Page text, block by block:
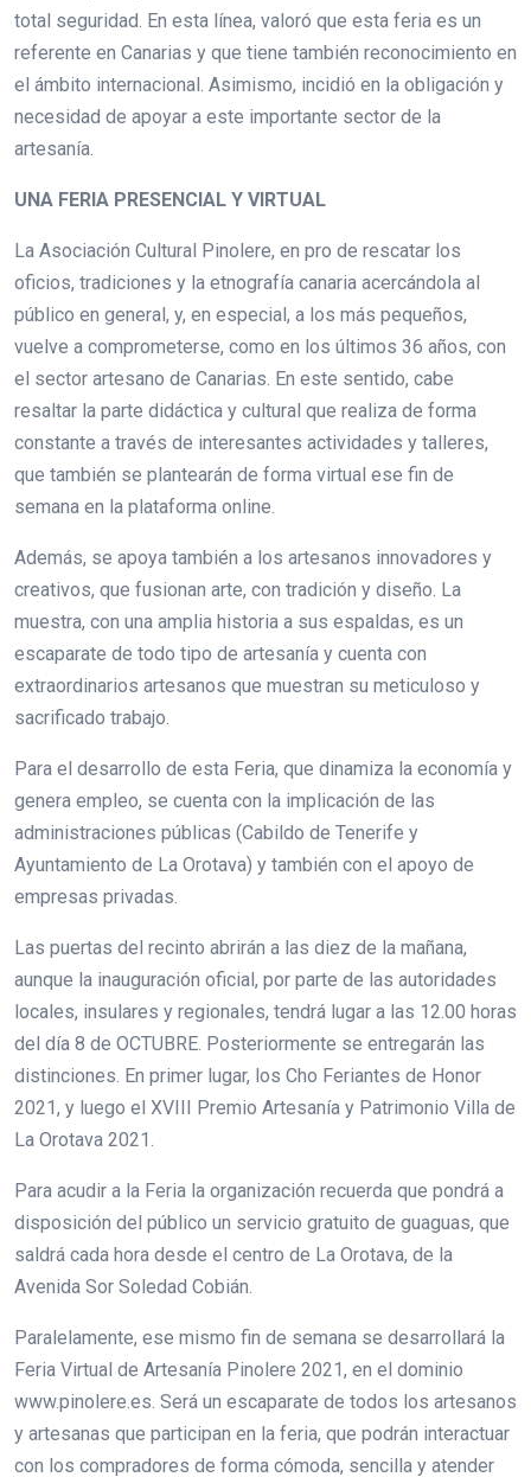
total seguridad. En esta línea, valoró que esta feria es un
referente en Canarias y que tiene también reconocimiento en
el ámbito internacional. Asimismo, incidió en la obligación y
necesidad de apoyar a este importante sector de la
artesanía.
UNA FERIA PRESENCIAL Y VIRTUAL
La Asociación Cultural Pinolere, en pro de rescatar los
oficios, tradiciones y la etnografía canaria acercándola al
público en general, y, en especial, a los más pequeños,
vuelve a comprometerse, como en los últimos 36 años, con
el sector artesano de Canarias. En este sentido, cabe
resaltar la parte didáctica y cultural que realiza de forma
constante a través de interesantes actividades y talleres,
que también se plantearán de forma virtual ese fin de
semana en la plataforma online.
Además, se apoya también a los artesanos innovadores y
creativos, que fusionan arte, con tradición y diseño. La
muestra, con una amplia historia a sus espaldas, es un
escaparate de todo tipo de artesanía y cuenta con
extraordinarios artesanos que muestran su meticuloso y
sacrificado trabajo.
Para el desarrollo de esta Feria, que dinamiza la economía y
genera empleo, se cuenta con la implicación de las
administraciones públicas (Cabildo de Tenerife y
Ayuntamiento de La Orotava) y también con el apoyo de
empresas privadas.
Las puertas del recinto abrirán a las diez de la mañana,
aunque la inauguración oficial, por parte de las autoridades
locales, insulares y regionales, tendrá lugar a las 12.00 horas
del día 8 de OCTUBRE. Posteriormente se entregarán las
distinciones. En primer lugar, los Cho Feriantes de Honor
2021, y luego el XVIII Premio Artesanía y Patrimonio Villa de
La Orotava 2021.
Para acudir a la Feria la organización recuerda que pondrá a
disposición del público un servicio gratuito de guaguas, que
saldrá cada hora desde el centro de La Orotava, de la
Avenida Sor Soledad Cobián.
Paralelamente, ese mismo fin de semana se desarrollará la
Feria Virtual de Artesanía Pinolere 2021, en el dominio
www.pinolere.es. Será un escaparate de todos los artesanos
y artesanas que participan en la feria, que podrán interactuar
con los compradores de forma cómoda, sencilla y atender